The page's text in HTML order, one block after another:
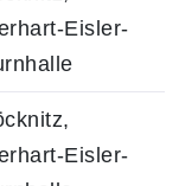
Eisler-
Eisler-